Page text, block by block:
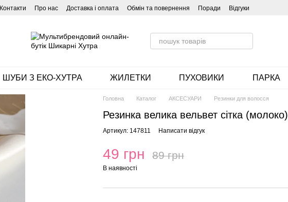
Контакти Про нас Доставка і оплата Обмін та повернення Поради Відгуки
ШУБИ З ЕКО-ХУТРА ЖИЛЕТКИ ПУХОВИКИ ПАРКА
Головна Каталог АКСЕСУАРИ Резинки для волосся
Резинка велика вельвет сітка (молоко)
Артикул: 147811 Написати відгук
49 грн 89 грн
В наявності